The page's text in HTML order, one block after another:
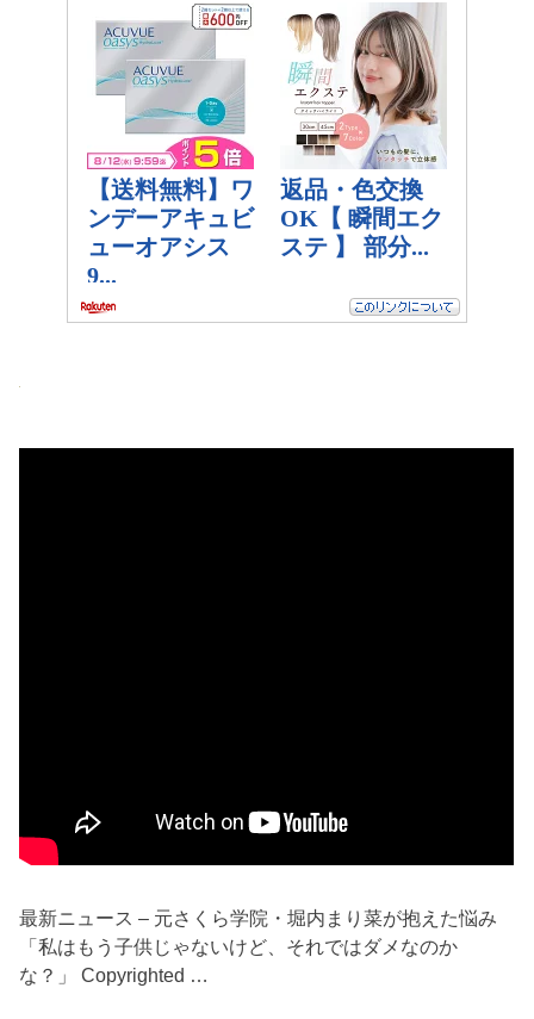
最新ニュース – 元さくら学院・堀内まり菜が抱えた悩み
「私はもう子供じゃないけど、それではダメなのか
な？」 Copyrighted …